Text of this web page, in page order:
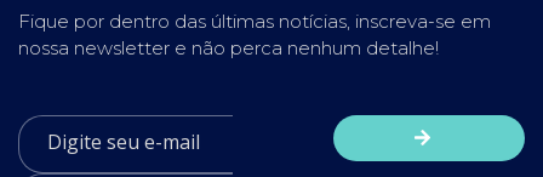
Fique por dentro das últimas notícias, inscreva-se em
nossa newsletter e não perca nenhum detalhe!